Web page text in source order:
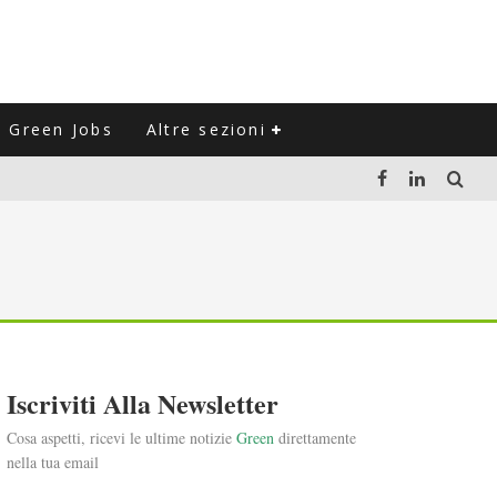
Green Jobs Altre sezioni
Iscriviti Alla Newsletter
Cosa aspetti, ricevi le ultime notizie Green direttamente
nella tua email